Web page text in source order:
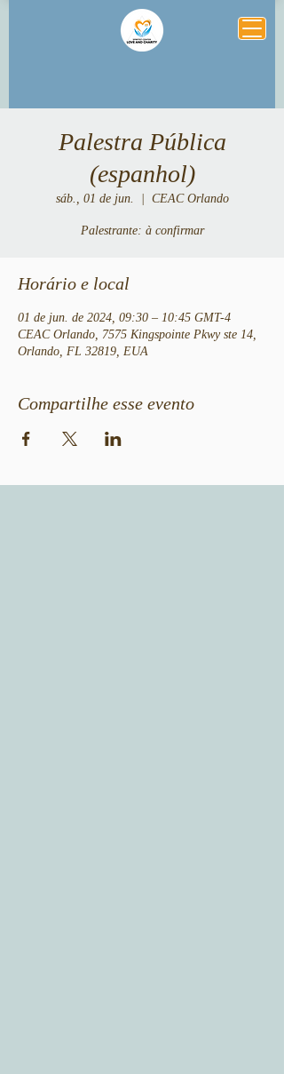
Palestra Pública
(espanhol)
sáb., 01 de jun. CEAC Orlando
Palestrante: à confirmar
Horário e local
01 de jun. de 2024, 09:30 – 10:45 GMT-4
CEAC Orlando, 7575 Kingspointe Pkwy ste 14,
Orlando, FL 32819, EUA
Compartilhe esse evento